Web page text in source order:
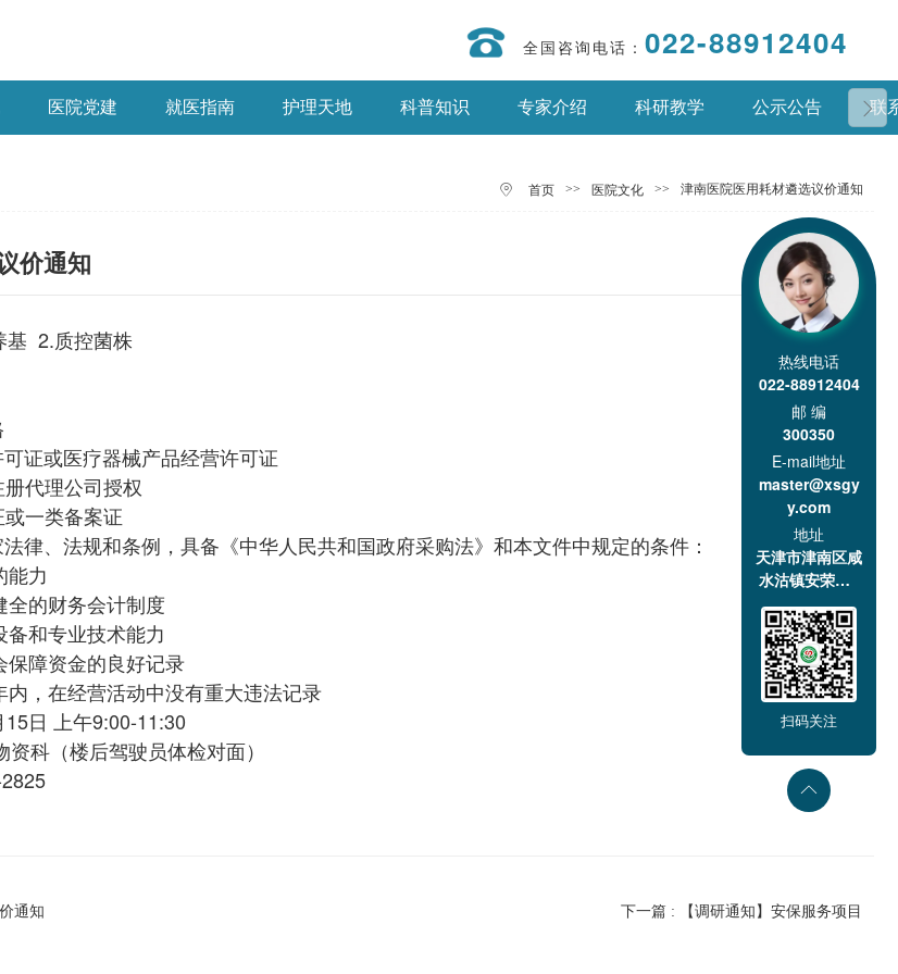
全国咨询电话： 022-88912404
医院党建 就医指南 护理天地 科普知识 专家介绍 科研教学 公示公告 联
首页 >> 医院文化 >> 津南医院医用耗材遴选议价通知
价通知
基 2.质控菌株
证或医疗器械产品经营许可证
代理公司授权
一类备案证
律、法规和条例，具备《中华人民共和国政府采购法》和本文件中规定的条件：
能力
的财务会计制度
和专业技术能力
障资金的良好记录
，在经营活动中没有重大违法记录
日 上午9:00-11:30
科（楼后驾驶员体检对面）
通知 下一篇 : 【调研通知】安保服务项目
热线电话
022-88912404
邮 编
300350
E-mail地址
master@xsgy
y.com
地址
天津市津南区咸
水沽镇安荣道1
号
扫码关注